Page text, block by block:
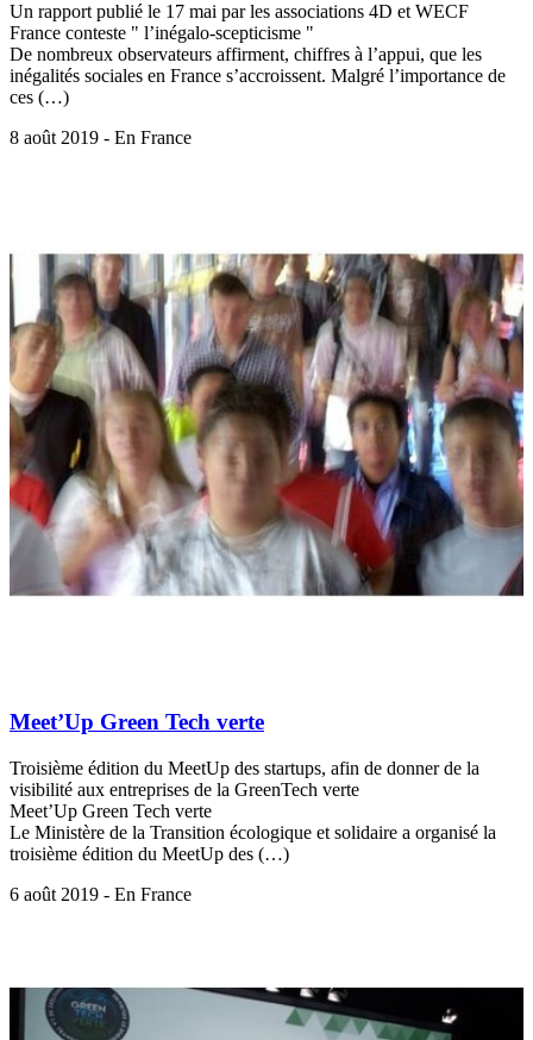
Un rapport publié le 17 mai par les associations 4D et WECF
France conteste " l’inégalo-scepticisme "
De nombreux observateurs affirment, chiffres à l’appui, que les
inégalités sociales en France s’accroissent. Malgré l’importance de
ces (…)
8 août 2019 - En France
Meet’Up Green Tech verte
Troisième édition du MeetUp des startups, afin de donner de la
visibilité aux entreprises de la GreenTech verte
Meet’Up Green Tech verte
Le Ministère de la Transition écologique et solidaire a organisé la
troisième édition du MeetUp des (…)
6 août 2019 - En France